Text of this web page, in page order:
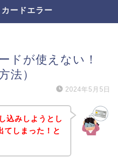
ードエラー
ドが使えない！
法）
2024年5月5日
込みしようとし
てしまった！と